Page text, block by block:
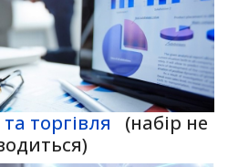
торгівля
(набір не